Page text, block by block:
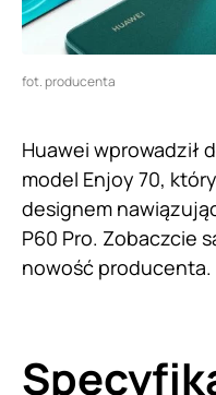
fot. producenta
Huawei wprowadził
model Enjoy 70,
designem
P60 Pro. Zobaczcie
nowość producenta.